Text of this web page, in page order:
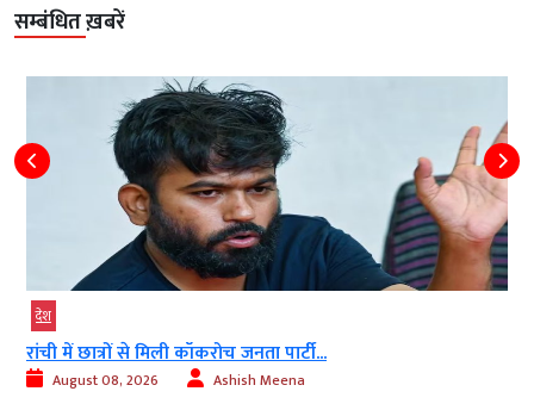
सम्बंधित ख़बरें
देश
रांची में छात्रों से मिली कॉकरोच जनता पार्टी...
August 08, 2026 Ashish Meena